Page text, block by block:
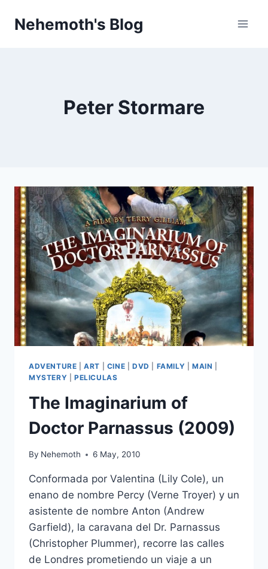
Nehemoth's Blog
Peter Stormare
ADVENTURE |ART CINE DVD FAMILY MAIN
MYSTERY
PELICULAS
The Imaginarium of
Doctor Parnassus (2009)
By Nehemoth 6 May, 2010
Conformada por Valentina (Lily Cole), un
enano de nombre Percy (Verne Troyer) y un
asistente de nombre Anton (Andrew
Garfield), la caravana del Dr. Parnassus
(Christopher Plummer), recorre las calles
de Londres prometiendo un viaje a un